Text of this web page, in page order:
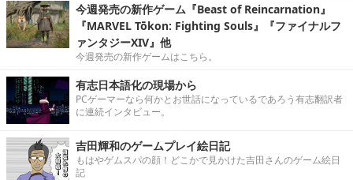
今週発売の新作ゲーム『Beast of Reincarnation』
『MARVEL Tōkon: Fighting Souls』『ファイナルフ
ァンタジーXIV』他
今週発売の新作ゲームはこちら。
有志日本語化の現場から
PCゲーマーなら何かとお世話になっているであろう有志翻訳者
に連続インタビュー。
吉田輝和のゲームプレイ絵日記
もはやゲムスパの顔！どこかで見かけた吉田さんのゲーム絵日
記